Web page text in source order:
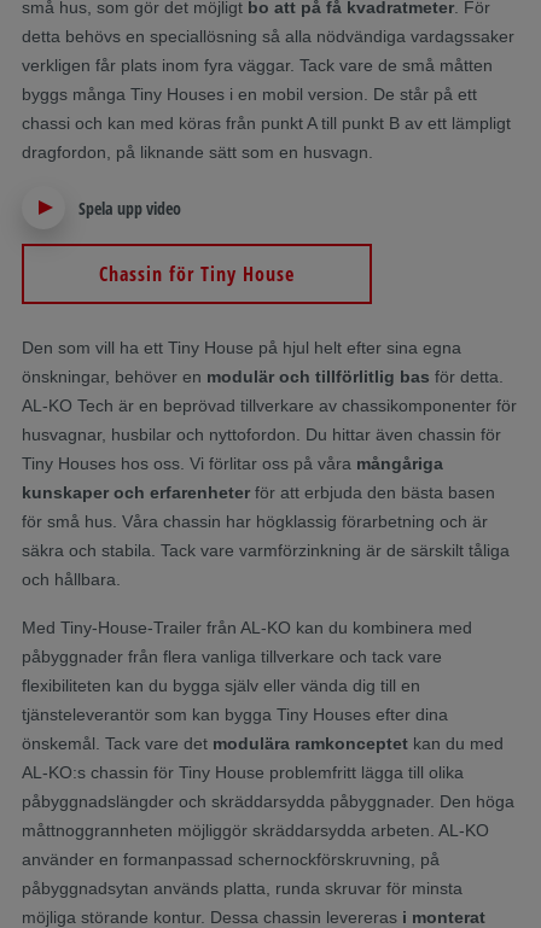
små hus, som gör det möjligt bo att på få kvadratmeter . För
detta behövs en speciallösning så alla nödvändiga vardagssaker
verkligen får plats inom fyra väggar. Tack vare de små måtten
byggs många Tiny Houses i en mobil version. De står på ett
chassi och kan med köras från punkt A till punkt B av ett lämpligt
dragfordon, på liknande sätt som en husvagn.
Spela upp video
Chassin för Tiny House
Den som vill ha ett Tiny House på hjul helt efter sina egna
önskningar, behöver en modulär och tillförlitlig bas för detta.
AL-KO Tech är en beprövad tillverkare av chassikomponenter för
husvagnar, husbilar och nyttofordon. Du hittar även chassin för
Tiny Houses hos oss. Vi förlitar oss på våra mångåriga
kunskaper och erfarenheter för att erbjuda den bästa basen
för små hus. Våra chassin har högklassig förarbetning och är
säkra och stabila. Tack vare varmförzinkning är de särskilt tåliga
och hållbara.
Med Tiny-House-Trailer från AL-KO kan du kombinera med
påbyggnader från flera vanliga tillverkare och tack vare
flexibiliteten kan du bygga själv eller vända dig till en
tjänsteleverantör som kan bygga Tiny Houses efter dina
önskemål. Tack vare det modulära ramkonceptet kan du med
AL-KO:s chassin för Tiny House problemfritt lägga till olika
påbyggnadslängder och skräddarsydda påbyggnader. Den höga
måttnoggrannheten möjliggör skräddarsydda arbeten. AL-KO
använder en formanpassad schernockförskruvning, på
påbyggnadsytan används platta, runda skruvar för minsta
möjliga störande kontur. Dessa chassin levereras i monterat